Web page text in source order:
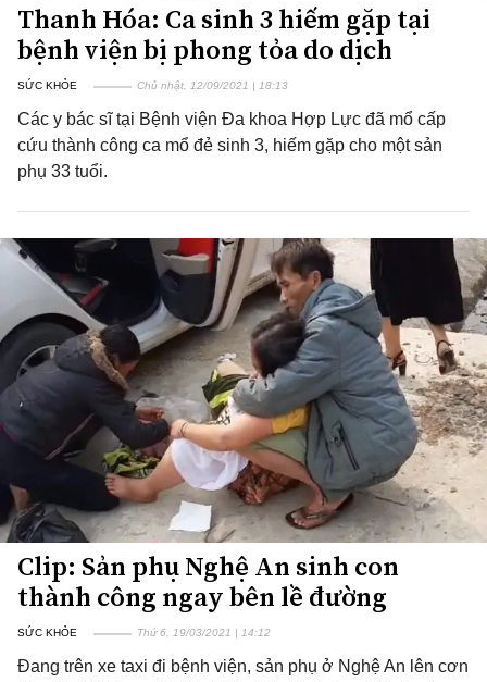
Thanh Hóa: Ca sinh 3 hiếm gặp tại
bệnh viện bị phong tỏa do dịch
SỨC KHỎE Chủ nhật, 12/09/2021 | 18:13
Các y bác sĩ tại Bệnh viện Đa khoa Hợp Lực đã mổ cấp
cứu thành công ca mổ đẻ sinh 3, hiếm gặp cho một sản
phụ 33 tuổi.
Clip: Sản phụ Nghệ An sinh con
thành công ngay bên lề đường
SỨC KHỎE Thứ 6, 19/03/2021 | 14:12
Đang trên xe taxi đi bệnh viện, sản phụ ở Nghệ An lên cơn